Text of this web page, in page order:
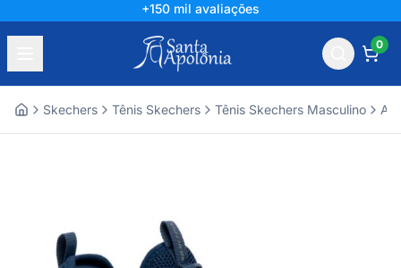
+150 mil avaliações
0
Skechers Tênis Skechers Tênis Skechers Masculino